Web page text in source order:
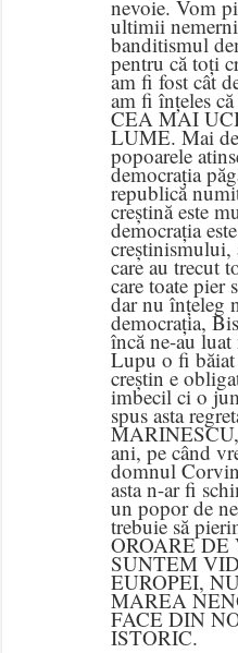
nevoie. Vom
ultimii
banditismul
pentru că toți
am fi fost cât
am fi înțeles
CEA MAI
LUME. Mai
popoarele
democrația
republică
creștină este
democrația
care au trecut
care toate pier
dar nu înțeleg
democrația,
încă ne-au
Lupu o fi băiat
creștin e
imbecil ci o
spus asta
MARINESCU,
ani, pe când
domnul
asta n-ar fi
un popor de
trebuie să
OROARE
SUNTEM
EUROPEI,
MAREA
FACE DIN
ISTORIC.